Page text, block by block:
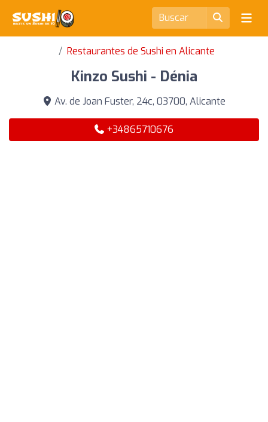
Restaurantes de Sushi en Alicante
Kinzo Sushi - Dénia
Av. de Joan Fuster, 24c, 03700, Alicante
+34865710676